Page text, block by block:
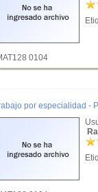
0104
por especialidad -